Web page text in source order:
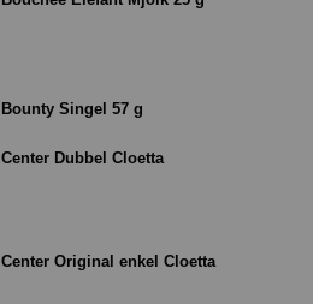
Bounty Singel 57 g
Center Dubbel Cloetta
Center Original enkel Cloetta